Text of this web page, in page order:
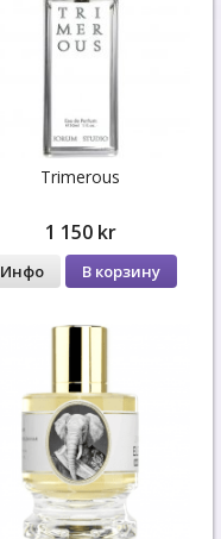
Trimerous
1 150 kr
Инфо В корзину